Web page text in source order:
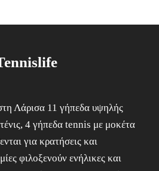
Λάρισα 11 γήπεδα υψηλής
4 γήπεδα tennis με μοκέτα
για κρατήσεις και
φιλοξενούν ενήλικες και